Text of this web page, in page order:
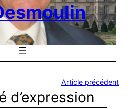
Article précédent
d’expression